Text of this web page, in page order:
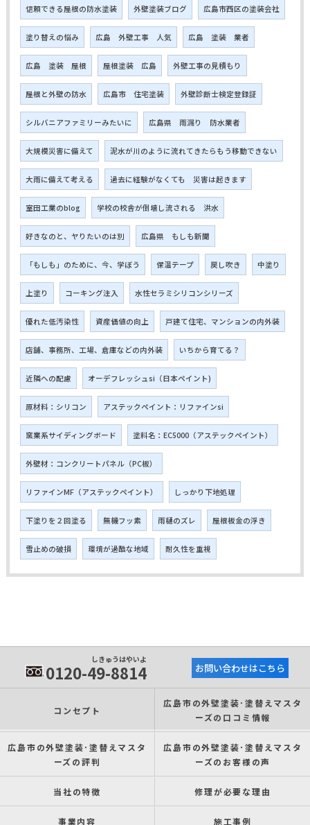
信頼できる屋根の防水塗装 外壁塗装ブログ 広島市西区の塗装会社
塗り替えの悩み 広島 外壁工事 人気 広島 塗装 業者
広島 塗装 屋根 屋根塗装 広島 外壁工事の見積もり
屋根と外壁の防水 広島市 住宅塗装 外壁診断士検定登録証
シルバニアファミリーみたいに 広島県 雨漏り 防水業者
大規模災害に備えて 泥水が川のように流れてきたらもう移動できない
大雨に備えて考える 過去に経験がなくても 災害は起きます
室田工業のblog 学校の校舎が倒壊し流される 洪水
好きなのと、ヤりたいのは別 広島県 もしも新聞
「もしも」のために、今、学ぼう 保温テープ 戻し吹き 中塗り
上塗り コーキング注入 水性セラミシリコンシリーズ
優れた低汚染性 資産価値の向上 戸建て住宅、マンションの内外装
店舗、事務所、工場、倉庫などの内外装 いちから育てる？
近隣への配慮 オーデフレッシュsi（日本ペイント)
原材料：シリコン アステックペイント：リファインsi
窯業系サイディングボード 塗料名：EC5000（アステックペイント）
外壁材：コンクリートパネル（PC板）
リファインMF（アステックペイント） しっかり下地処理
下塗りを２回塗る 無機フッ素 雨樋のズレ 屋根板金の浮き
雪止めの破損 環境が過酷な地域 耐久性を重視
しきゅうはやいよ
0120-49-8814 お問い合わせはこちら
コンセプト
広島市の外壁塗装･塗替えマスタ
ーズの口コミ情報
広島市の外壁塗装･塗替えマスタ
ーズの評判
広島市の外壁塗装･塗替えマスタ
ーズのお客様の声
当社の特徴 修理が必要な理由
事業内容 施工事例